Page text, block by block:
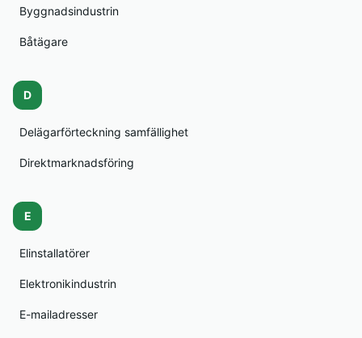
Byggnadsindustrin
Båtägare
D
Delägarförteckning samfällighet
Direktmarknadsföring
E
Elinstallatörer
Elektronikindustrin
E-mailadresser